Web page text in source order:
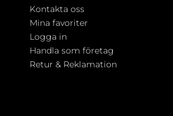
Kontakta oss
Mina favoriter
Logga in
Handla som företag
Retur & Reklamation